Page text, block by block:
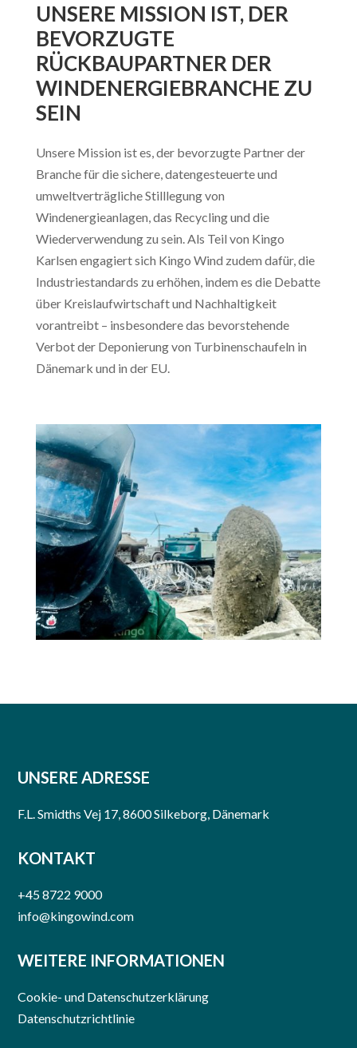
UNSERE MISSION IST, DER
BEVORZUGTE
RÜCKBAUPARTNER DER
WINDENERGIEBRANCHE ZU
SEIN
Unsere Mission ist es, der bevorzugte Partner der
Branche für die sichere, datengesteuerte und
umweltverträgliche Stilllegung von
Windenergieanlagen, das Recycling und die
Wiederverwendung zu sein. Als Teil von Kingo
Karlsen engagiert sich Kingo Wind zudem dafür, die
Industriestandards zu erhöhen, indem es die Debatte
über Kreislaufwirtschaft und Nachhaltigkeit
vorantreibt – insbesondere das bevorstehende
Verbot der Deponierung von Turbinenschaufeln in
Dänemark und in der EU.​
UNSERE ADRESSE
F.L. Smidths Vej 17, 8600 Silkeborg, Dänemark
KONTAKT
+45 8722 9000
info@kingowind.com
WEITERE INFORMATIONEN
Cookie- und Datenschutzerklärung
Datenschutzrichtlinie